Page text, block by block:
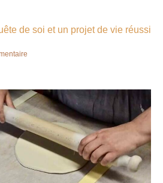
de soi et un projet de vie réussi